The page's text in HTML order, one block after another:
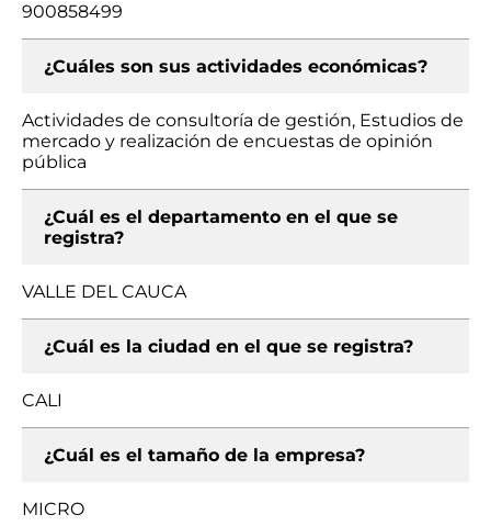
900858499
¿Cuáles son sus actividades económicas?
Actividades de consultoría de gestión, Estudios de
mercado y realización de encuestas de opinión
pública
¿Cuál es el departamento en el que se
registra?
VALLE DEL CAUCA
¿Cuál es la ciudad en el que se registra?
CALI
¿Cuál es el tamaño de la empresa?
MICRO